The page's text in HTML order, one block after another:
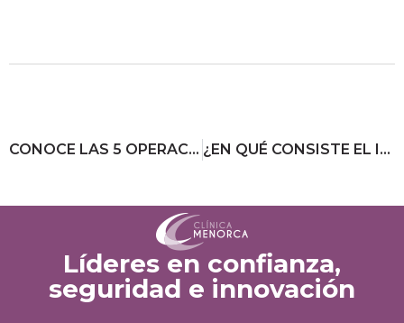
CONOCE LAS 5 OPERACIONES DE PECHO MÁS COMUNES ¿EN QUÉ CONSISTE EL IMPLANTE DE MENTÓN?
Líderes en confianza,
seguridad e innovación